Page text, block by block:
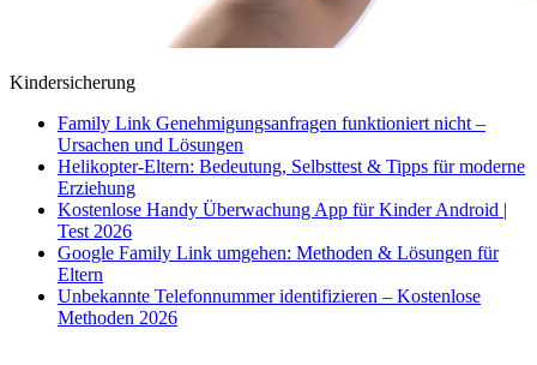
Kindersicherung
Family Link Genehmigungsanfragen funktioniert nicht –
Ursachen und Lösungen
Helikopter-Eltern: Bedeutung, Selbsttest & Tipps für moderne
Erziehung
Kostenlose Handy Überwachung App für Kinder Android |
Test 2026
Google Family Link umgehen: Methoden & Lösungen für
Eltern
Unbekannte Telefonnummer identifizieren – Kostenlose
Methoden 2026